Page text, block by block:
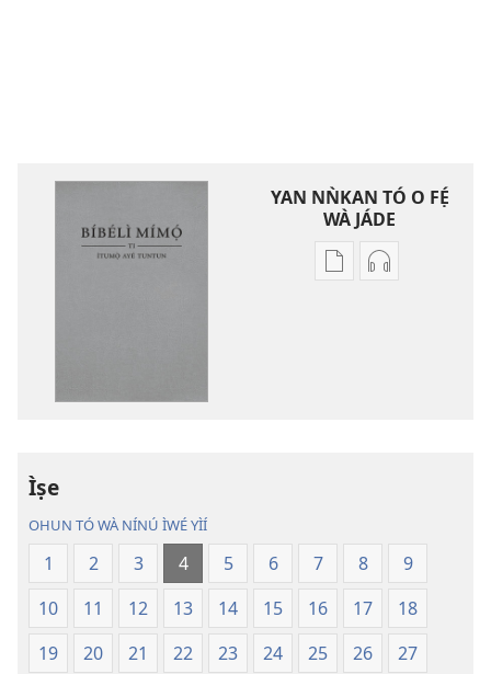
YAN NǸKAN TÓ O FẸ́
WÀ JÁDE
Bó
A
Tún
Ṣe
Lọ́dún
Bó
A
Tún
Ṣe
Lọ́dún
Ìṣe
OHUN TÓ WÀ NÍNÚ ÌWÉ YÌÍ
1 2 3 4 5 6 7 8
9
10
11 12 13 14 15 16 17
18
19
20 21 22 23 24 25 26
27